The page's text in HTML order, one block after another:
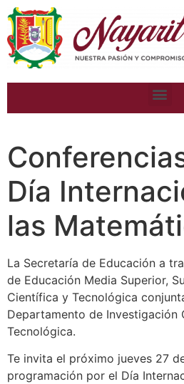
Día
las
La Secretaría de Educación a
de Educación Media Superior,
Científica y Tecnológica
Departamento de Investigación
Tecnológica.
Te invita el próximo jueves 27
programación por el Día